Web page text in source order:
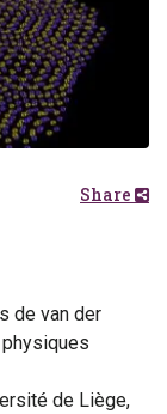
Share
de van der
de Liège,